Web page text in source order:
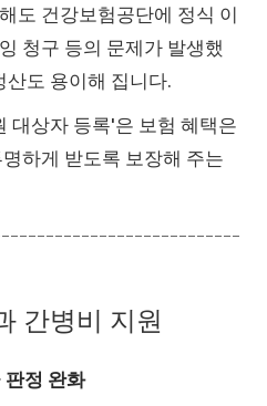
도 건강보험공단에 정식 이
청구 등의 문제가 발생했
산도 용이해 집니다.
대상자 등록'은 보험 혜택은
하게 받도록 보장해 주는
간병비 지원
정 완화